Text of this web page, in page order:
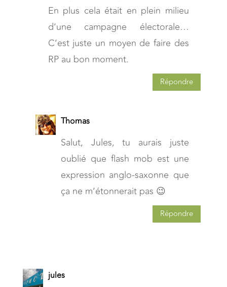
En plus cela était en plein milieu
d’une campagne électorale…
C’est juste un moyen de faire des
RP au bon moment.
Répondre
Thomas
Salut, Jules, tu aurais juste
oublié que flash mob est une
expression anglo-saxonne que
ça ne m’étonnerait pas 😉
Répondre
jules